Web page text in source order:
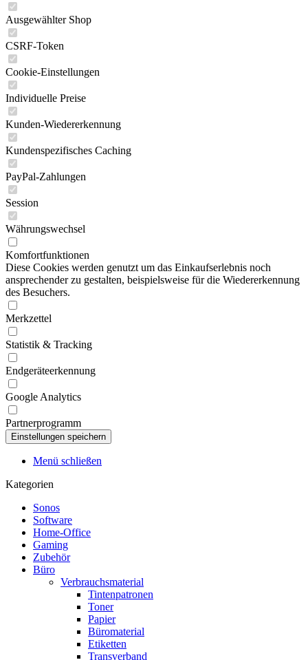
Ausgewählter Shop
CSRF-Token
Cookie-Einstellungen
Individuelle Preise
Kunden-Wiedererkennung
Kundenspezifisches Caching
PayPal-Zahlungen
Session
Währungswechsel
Komfortfunktionen
Diese Cookies werden genutzt um das Einkaufserlebnis noch
ansprechender zu gestalten, beispielsweise für die Wiedererkennung
des Besuchers.
Merkzettel
Statistik & Tracking
Endgeräteerkennung
Google Analytics
Partnerprogramm
Menü schließen
Kategorien
Sonos
Software
Home-Office
Gaming
Zubehör
Büro
Verbrauchsmaterial
Tintenpatronen
Toner
Papier
Büromaterial
Etiketten
Transverband